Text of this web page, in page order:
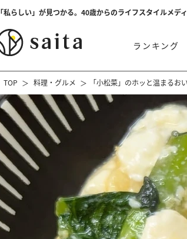
「私らしい」が見つかる。40歳からのライフスタイルメデ
ランキング
TOP 料理・グルメ 「小松菜」のホッと温まるお